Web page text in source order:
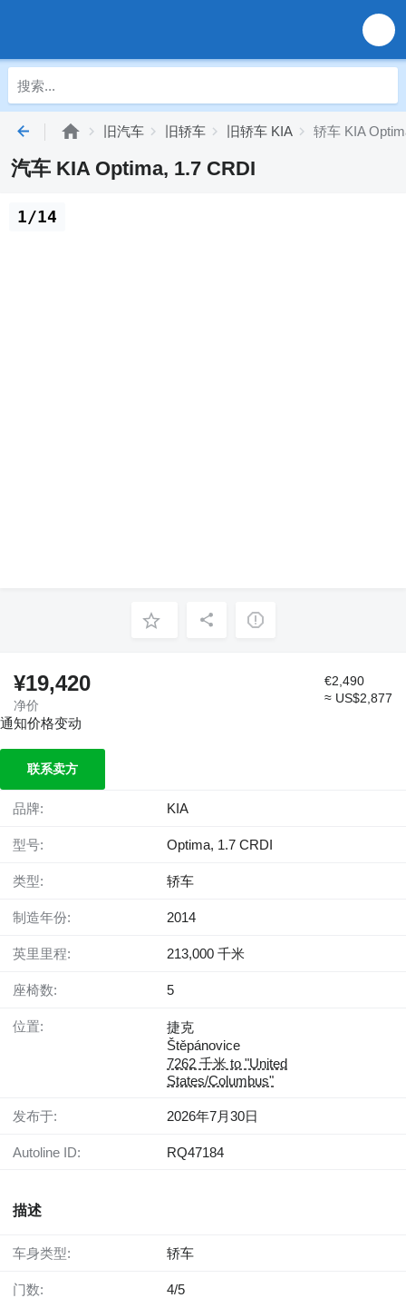
旧汽车 旧轿车 旧轿车 KIA 轿车 KIA
汽车 KIA Optima, 1.7 CRDI
1/14
¥19,420
净价
€2,490
≈ US$2,877
通知价格变动
联系卖方
品牌: KIA
型号: Optima, 1.7 CRDI
类型: 轿车
制造年份: 2014
英里里程: 213,000 千米
座椅数: 5
位置:
捷克
Štěpánovice
7262 千米 to "United
States/Columbus"
发布于: 2026年7月30日
Autoline ID: RQ47184
描述
车身类型: 轿车
门数: 4/5